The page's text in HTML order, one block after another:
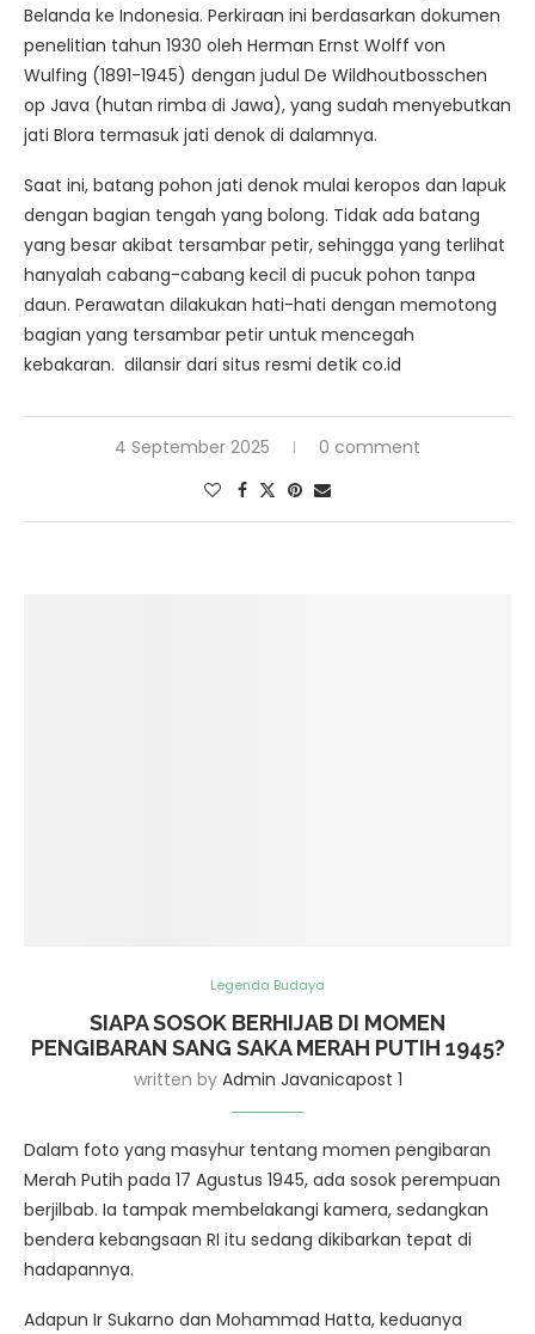
Belanda ke Indonesia. Perkiraan ini berdasarkan dokumen
penelitian tahun 1930 oleh Herman Ernst Wolff von
Wulfing (1891-1945) dengan judul De Wildhoutbosschen
op Java (hutan rimba di Jawa), yang sudah menyebutkan
jati Blora termasuk jati denok di dalamnya.
Saat ini, batang pohon jati denok mulai keropos dan lapuk
dengan bagian tengah yang bolong. Tidak ada batang
yang besar akibat tersambar petir, sehingga yang terlihat
hanyalah cabang-cabang kecil di pucuk pohon tanpa
daun. Perawatan dilakukan hati-hati dengan memotong
bagian yang tersambar petir untuk mencegah
kebakaran. dilansir dari situs resmi detik co.id
4 September 2025 0 comment
Legenda Budaya
SIAPA SOSOK BERHIJAB DI MOMEN
PENGIBARAN SANG SAKA MERAH PUTIH 1945?
written by Admin Javanicapost 1
Dalam foto yang masyhur tentang momen pengibaran
Merah Putih pada 17 Agustus 1945, ada sosok perempuan
berjilbab. Ia tampak membelakangi kamera, sedangkan
bendera kebangsaan RI itu sedang dikibarkan tepat di
hadapannya.
Adapun Ir Sukarno dan Mohammad Hatta, keduanya